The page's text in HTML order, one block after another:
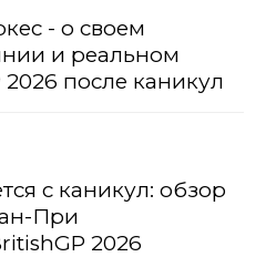
- о своем
и реальном
после каникул
с каникул: обзор
При
2026